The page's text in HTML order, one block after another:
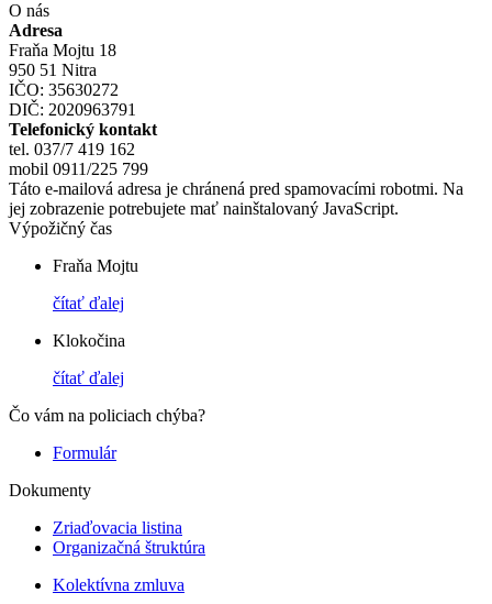
O nás
Adresa
Fraňa Mojtu 18
950 51 Nitra
IČO: 35630272
DIČ: 2020963791
Telefonický kontakt
tel. 037/7 419 162
mobil 0911/225 799
Táto e-mailová adresa je chránená pred spamovacími robotmi. Na
jej zobrazenie potrebujete mať nainštalovaný JavaScript.
Výpožičný čas
Fraňa Mojtu
čítať ďalej
Klokočina
čítať ďalej
Čo vám na policiach chýba?
Formulár
Dokumenty
Zriaďovacia listina
Organizačná štruktúra
Kolektívna zmluva